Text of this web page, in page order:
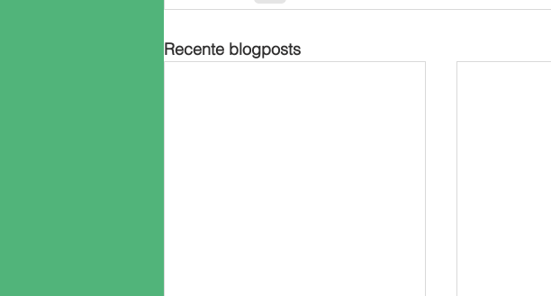
Recente blogposts